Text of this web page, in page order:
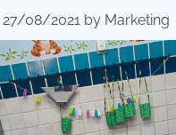
27/08/2021 by Marketing